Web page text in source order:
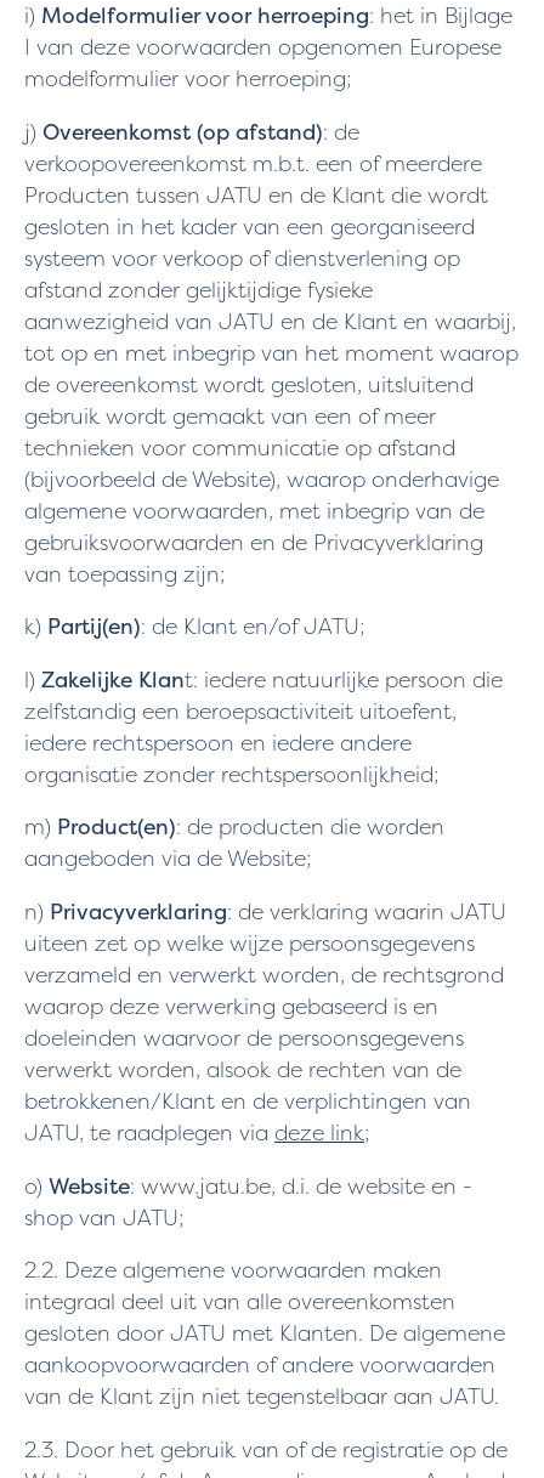
i) Modelformulier voor herroeping: het in Bijlage
I van deze voorwaarden opgenomen Europese
modelformulier voor herroeping;
j) Overeenkomst (op afstand): de
verkoopovereenkomst m.b.t. een of meerdere
Producten tussen JATU en de Klant die wordt
gesloten in het kader van een georganiseerd
systeem voor verkoop of dienstverlening op
afstand zonder gelijktijdige fysieke
aanwezigheid van JATU en de Klant en waarbij,
tot op en met inbegrip van het moment waarop
de overeenkomst wordt gesloten, uitsluitend
gebruik wordt gemaakt van een of meer
technieken voor communicatie op afstand
(bijvoorbeeld de Website), waarop onderhavige
algemene voorwaarden, met inbegrip van de
gebruiksvoorwaarden en de Privacyverklaring
van toepassing zijn;
k) Partij(en): de Klant en/of JATU;
l) Zakelijke Klant: iedere natuurlijke persoon die
zelfstandig een beroepsactiviteit uitoefent,
iedere rechtspersoon en iedere andere
organisatie zonder rechtspersoonlijkheid;
m) Product(en): de producten die worden
aangeboden via de Website;
n) Privacyverklaring: de verklaring waarin JATU
uiteen zet op welke wijze persoonsgegevens
verzameld en verwerkt worden, de rechtsgrond
waarop deze verwerking gebaseerd is en
doeleinden waarvoor de persoonsgegevens
verwerkt worden, alsook de rechten van de
betrokkenen/Klant en de verplichtingen van
JATU, te raadplegen via deze link;
o) Website: www.jatu.be, d.i. de website en -
shop van JATU;
2.2. Deze algemene voorwaarden maken
integraal deel uit van alle overeenkomsten
gesloten door JATU met Klanten. De algemene
aankoopvoorwaarden of andere voorwaarden
van de Klant zijn niet tegenstelbaar aan JATU.
2.3. Door het gebruik van of de registratie op de